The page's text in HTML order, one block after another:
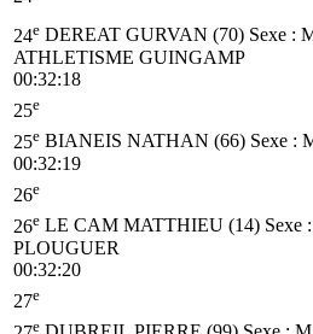
24e DEREAT GURVAN (70) Sexe :
ATHLETISME GUINGAMP
00:32:18
25e
25e BIANEIS NATHAN (66) Sexe :
00:32:19
26e
26e LE CAM MATTHIEU (14) Sexe
PLOUGUER
00:32:20
27e
e